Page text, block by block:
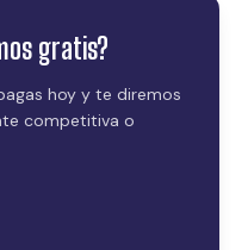
gratis?
hoy y te diremos
competitiva o